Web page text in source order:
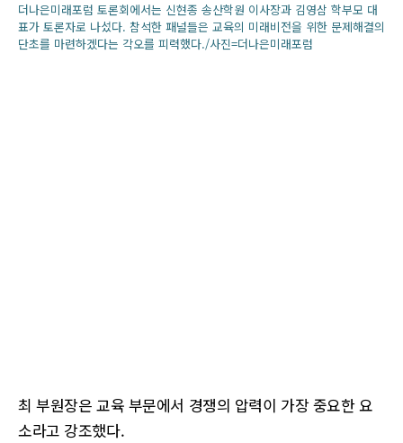
더나은미래포럼 토론회에서는 신현종 송산학원 이사장과 김영삼 학부모 대
표가 토론자로 나섰다. 참석한 패널들은 교육의 미래비전을 위한 문제해결의
단초를 마련하겠다는 각오를 피력했다./사진=더나은미래포럼
최 부원장은 교육 부문에서 경쟁의 압력이 가장 중요한 요
소라고 강조했다.